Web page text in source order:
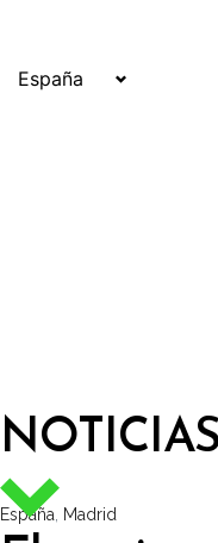
España
NOTICIAS
España Madrid